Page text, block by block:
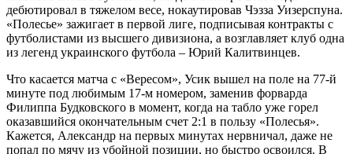
дебютировал в тяжелом весе, нокаутировав Чэзза Уизерспуна.
«Полесье» зажигает в первой лиге, подписывая контракты с
футболистами из высшего дивизиона, а возглавляет клуб одна
из легенд украинского футбола – Юрий Калитвинцев.
Что касается матча с «Вересом», Усик вышел на поле на 77-й
минуте под любимым 17-м номером, заменив форварда
Филиппа Будковского в момент, когда на табло уже горел
оказавшийся окончательным счет 2:1 в пользу «Полесья».
Кажется, Александр на первых минутах нервничал, даже не
попал по мячу из убойной позиции, но быстро освоился. В